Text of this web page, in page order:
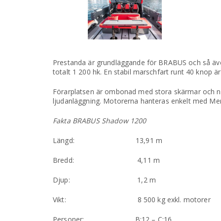
Prestanda är grundläggande för BRABUS och så
totalt 1 200 hk. En stabil marschfart runt 40 knop
Förarplatsen är ombonad med stora skärmar och
ljudanläggning. Motorerna hanteras enkelt med
Fakta BRABUS Shadow 1200
Längd: 13,91 m
Bredd: 4,11 m
Djup: 1,2 m
Vikt: 8 500 kg exkl. motorer